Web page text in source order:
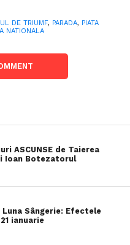
DE TRIUMF, PARADA, PIATA
NATIONALA
ASCUNSE de Taierea
Ioan Botezatorul
Luna Sângerie: Efectele
ianuarie